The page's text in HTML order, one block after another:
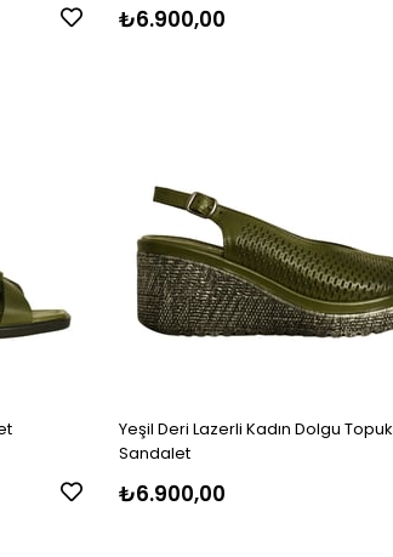
₺6.900,00
Yeşil Deri Lazerli Kadın Dolgu Topuk
Sandalet
₺6.900,00